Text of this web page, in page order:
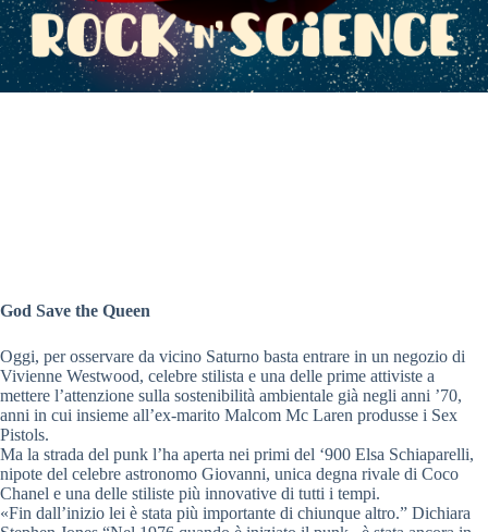
God Save the Queen
Oggi, per osservare da vicino Saturno basta entrare in un negozio di
Vivienne Westwood, celebre stilista e una delle prime attiviste a
mettere l’attenzione sulla sostenibilità ambientale già negli anni ’70,
anni in cui insieme all’ex-marito Malcom Mc Laren produsse i Sex
Pistols.
Ma la strada del punk l’ha aperta nei primi del ‘900 Elsa Schiaparelli,
nipote del celebre astronomo Giovanni, unica degna rivale di Coco
Chanel e una delle stiliste più innovative di tutti i tempi.
«Fin dall’inizio lei è stata più importante di chiunque altro.” Dichiara